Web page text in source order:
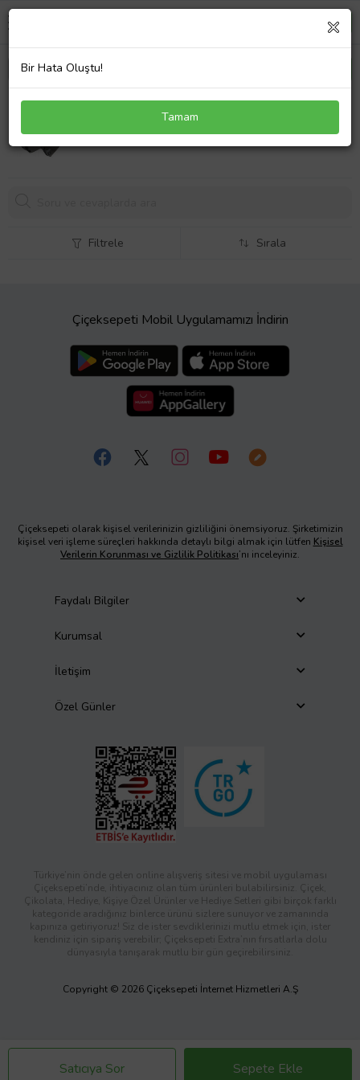
Honda Dio 2021-2025 Uyumlu Korna Düğmesi
189,90 TL
Satıcıya Sor Sepete Ekle
Filtrele Sırala
Çiçeksepeti Mobil Uygulamamızı İndirin
Çiçeksepeti olarak kişisel verilerinizin gizliliğini önemsiyoruz. Şirketimizin
kişisel veri işleme süreçleri hakkında detaylı bilgi almak için lütfen Kişisel
Verilerin Korunması ve Gizlilik Politikası’nı inceleyiniz.
Faydalı Bilgiler
Kurumsal
İletişim
Özel Günler
Türkiye’nin önde gelen online alışveriş sitesi ve mobil uygulaması
Çiçeksepeti’nde, ihtiyacınız olan tüm ürünleri bulabilirsiniz. Çiçek,
Çikolata, Hediye, Kişiye Özel Ürünler ve Hediye Setleri gibi birçok farklı
kategoride aradığınız binlerce ürünü sizlere sunuyor ve zamanında
kapınıza getiriyoruz! Siz de ister sevdiklerinizi mutlu etmek için, ister
kendiniz için sipariş verebilir; Çiçeksepeti Extra’nın fırsatlarla dolu
dünyasıyla tanışarak mutlu bir gün geçirebilirsiniz.
Copyright © 2026 Çiçeksepeti İnternet Hizmetleri A.Ş
Bir Hata Oluştu!
Tamam